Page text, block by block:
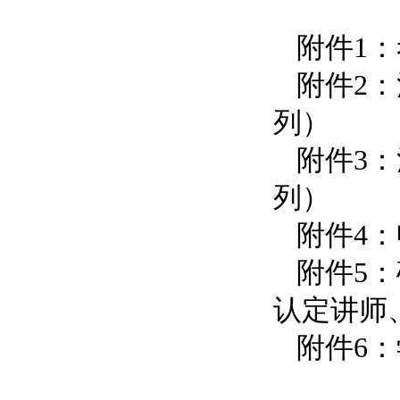
附件1：
附件2：
列）
附件3：
列）
附件4：
附件5：
认定讲师
附件6：